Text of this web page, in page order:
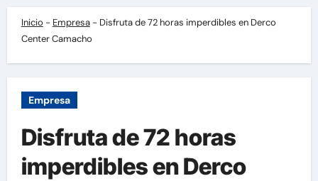
Inicio - Empresa- Disfruta de 72 horas imperdibles en Derco
Center Camacho
Empresa
Disfruta de 72 horas
imperdibles en Derco